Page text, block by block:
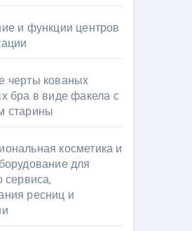
и функции центров
черты кованых
бра в виде факела с
старины
косметика и
для
сервиса,
ресниц и